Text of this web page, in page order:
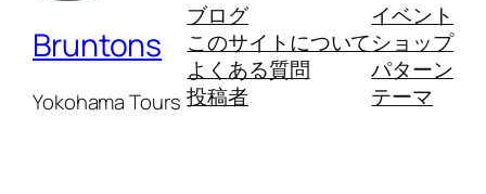
Bruntons
Yokohama Tours
ブログ
このサイトについて
よくある質問
投稿者
イベント
ショップ
パターン
テーマ